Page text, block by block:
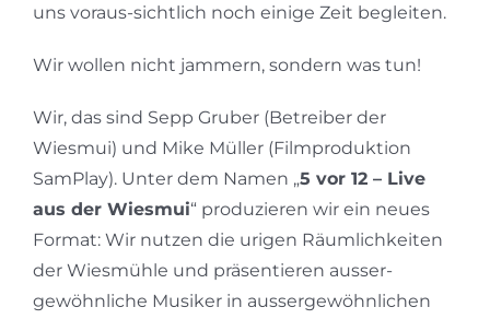
uns voraus-sichtlich noch einige Zeit begleiten.
Wir wollen nicht jammern, sondern was tun!
Wir, das sind Sepp Gruber (Betreiber der
Wiesmui) und Mike Müller (Filmproduktion
SamPlay). Unter dem Namen „5 vor 12 – Live
aus der Wiesmui“ produzieren wir ein neues
Format: Wir nutzen die urigen Räumlichkeiten
der Wiesmühle und präsentieren ausser-
gewöhnliche Musiker in aussergewöhnlichen